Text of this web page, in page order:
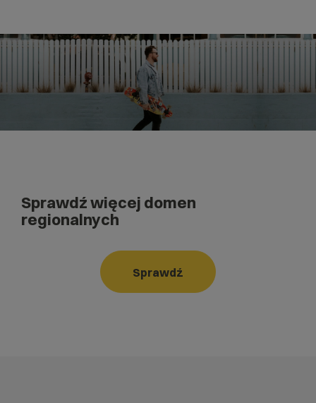
Sprawdź więcej domen
regionalnych
Sprawdź